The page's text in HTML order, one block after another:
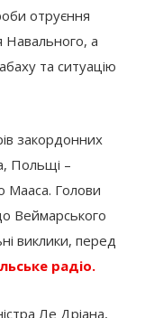
отруєння
Навального, а
та ситуацію
закордонних
Польщі –
Мааса. Голови
Веймарського
виклики, перед
радіо.
Ле Дріана,